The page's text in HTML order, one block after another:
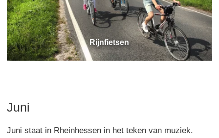
Rijnfietsen
Juni
Juni staat in Rheinhessen in het teken van muziek.